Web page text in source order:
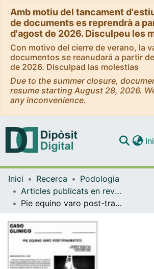
Amb motiu del tancament
de documents es reprendrà a
d'agost de 2026. Disculpeu les
Con motivo del cierre de verano, la
documentos se reanudará a partir
de 2026. Disculpad las molestias
Due to the summer closure,
resume starting August 28, 2026.
any inconvenience.
Navega per
Inici Recerca
Podologia
Articles publicats en revistes (Podologia)
Pie equino varo post-traumático